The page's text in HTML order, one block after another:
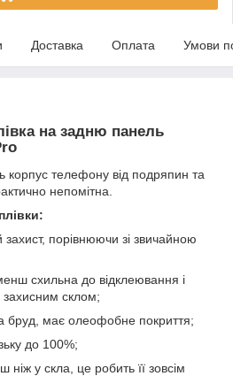
Доставка Оплата Умови
на задню панель
корпус телефону від подряпин та
непомітна.
захист, порівнюючи зі звичайною
схильна до відклеювання і
захисним склом;
бруд, має олеофобне покриття;
до 100%;
у скла, це робить її зовсім